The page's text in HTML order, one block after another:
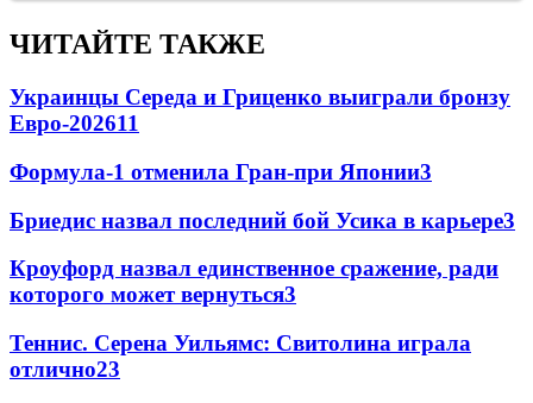
ЧИТАЙТЕ ТАКЖЕ
Украинцы Середа и Гриценко выиграли бронзу
Евро-202611
Формула-1 отменила Гран-при Японии3
Бриедис назвал последний бой Усика в карьере3
Кроуфорд назвал единственное сражение, ради
которого может вернуться3
Теннис. Серена Уильямс: Свитолина играла
отлично23